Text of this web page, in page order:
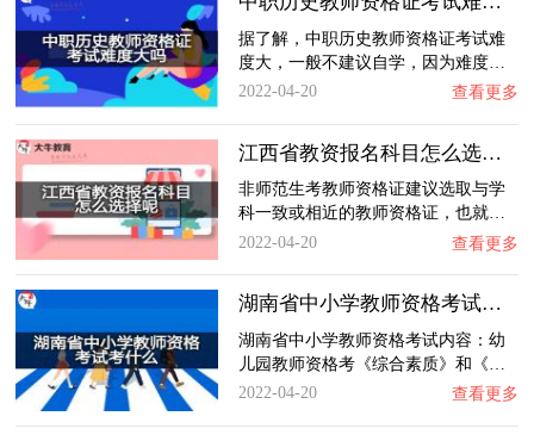
据了解，中职历史教师资格证考试难
度大，一般不建议自学，因为难度…
2022-04-20
查看更多
江西省教资报名科目怎么选择呢？
非师范生考教师资格证建议选取与学
科一致或相近的教师资格证，也就…
2022-04-20
查看更多
湖南省中小学教师资格考试考什么？
湖南省中小学教师资格考试内容：幼
儿园教师资格考《综合素质》和《…
2022-04-20
查看更多